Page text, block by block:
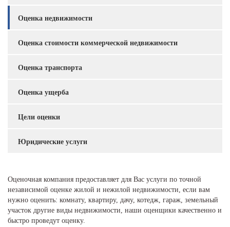
Оценка недвижимости
Оценка стоимости коммерческой недвижимости
Оценка транспорта
Оценка ущерба
Цели оценки
Юридические услуги
Оценочная компания предоставляет для Вас услуги по точной
независимой оценке жилой и нежилой недвижимости, если вам
нужно оценить: комнату, квартиру, дачу, котедж, гараж, земельный
участок другие виды недвижимости, наши оценщики качественно и
быстро проведут оценку.